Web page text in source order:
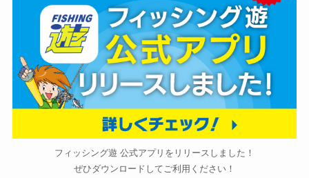
フィッシング遊 公式アプリをリリースしました！
ぜひダウンロードしてご利用ください！